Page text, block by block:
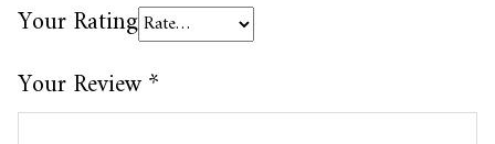
Your Rating
Your Review*